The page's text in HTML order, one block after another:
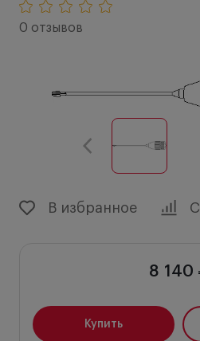
0 отзывов
В избранное
8 140
Купить